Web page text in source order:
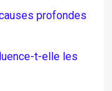
profondes
t-elle les